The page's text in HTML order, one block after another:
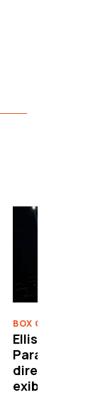
BOX OFFICE
Ellison leva o
directamente
exibidores